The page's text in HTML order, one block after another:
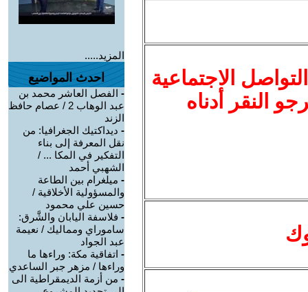
الاجتماعية
النقر أدناه
المزيد.....
احدث المواضيع
- الفصل العاشر محمد بن
عبد الوهاب 2 / عصام حافظ
الزند
- ديداكتيك الجغرافيا: من
نقل المعرفة إلى بناء
التفكير في المكا ... /
الشهبي أحمد
- ميلغرام بين الطاعة
والمسؤولية الأخلاقية /
حسين علي محمود
- فلاسفة اليابان والشَّرق:
ساموراي ومماليك / نعيمة
عبد الجواد
- اتفاقية مكة: وراءها ما
وراءها / مزهر جبر الساعدي
- من أزمة الديمقراطية الى